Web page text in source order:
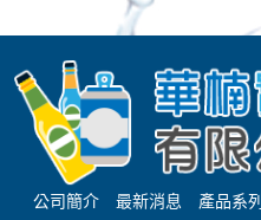
公司簡介 最新消息 產品系列